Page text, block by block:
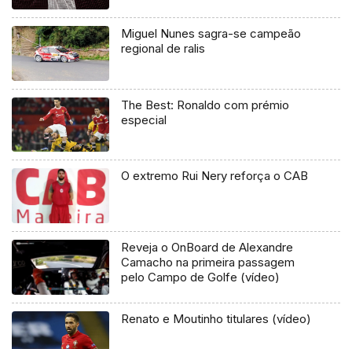
Miguel Nunes sagra-se campeão
regional de ralis
The Best: Ronaldo com prémio
especial
O extremo Rui Nery reforça o CAB
Reveja o OnBoard de Alexandre
Camacho na primeira passagem
pelo Campo de Golfe (vídeo)
Renato e Moutinho titulares (vídeo)